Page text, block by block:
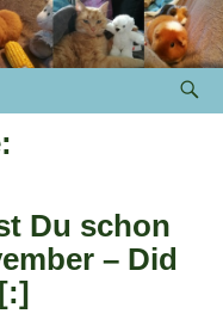
Du schon
– Did